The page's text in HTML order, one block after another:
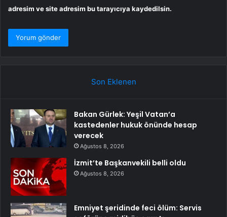
adresim ve site adresim bu tarayıcıya kaydedilsin.
Son Eklenen
Bakan Gürlek: Yeşil Vatan’a
kastedenler hukuk önünde hesap
verecek
Ağustos 8, 2026
İzmit’te Başkanvekili belli oldu
Ağustos 8, 2026
Emniyet şeridinde feci ölüm: Servis